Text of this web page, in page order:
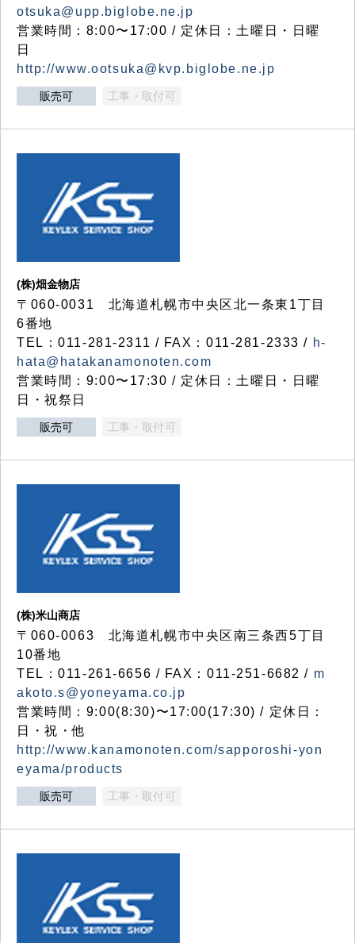
otsuka@upp.biglobe.ne.jp
営業時間：8:00〜17:00 / 定休日：土曜日・日曜
日
http://www.ootsuka@kvp.biglobe.ne.jp
販売可 工事・取付可
(株)畑金物店
〒060-0031 北海道札幌市中央区北一条東1丁目
6番地
TEL：011-281-2311 / FAX：011-281-2333 / h-
hata@hatakanamonoten.com
営業時間：9:00〜17:30 / 定休日：土曜日・日曜
日・祝祭日
販売可 工事・取付可
(株)米山商店
〒060-0063 北海道札幌市中央区南三条西5丁目
10番地
TEL：011-261-6656 / FAX：011-251-6682 / m
akoto.s@yoneyama.co.jp
営業時間：9:00(8:30)〜17:00(17:30) / 定休日：
日・祝・他
http://www.kanamonoten.com/sapporoshi-yon
eyama/products
販売可 工事・取付可